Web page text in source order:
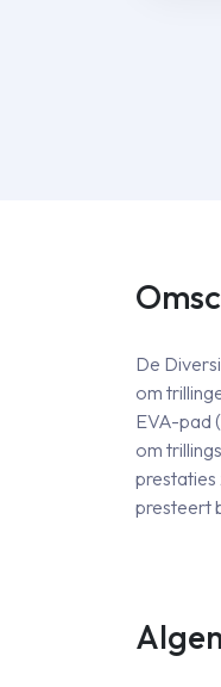
De
om
EVA-pad
om
prestaties
presteert